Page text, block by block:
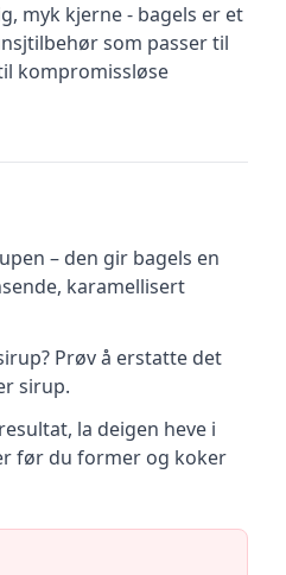
myk kjerne - bagels er et
som passer til
kompromissløse
– den gir bagels en
karamellisert
Prøv å erstatte det
sirup.
la deigen heve i
før du former og koker